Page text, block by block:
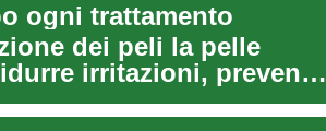
ogni trattamento
dei peli la pelle
irritazioni, prevenire